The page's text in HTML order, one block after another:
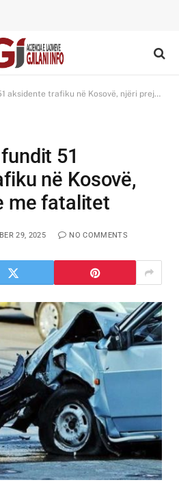
trafiku në Kosovë, njëri prej tyre me fatalitet
51
në Kosovë,
me fatalitet
29, 2025 NO COMMENTS